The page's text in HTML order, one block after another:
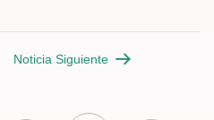
Noticia Siguiente